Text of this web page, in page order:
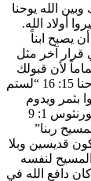
الله يوحنا
أولاد الله.
يصبح ابناً
قرار آخر مثل
لأن قبولك
المسيح يعني السماح له بالتدخل في أمور حياتك. يوحنا 15: 16 “لستم
بثمر ويدوم
ثمركم، لكي يعطيكم الآب كل ما طلبتم باسمي” 1كورنثوس 1: 9
ربنا”
قديسين وبلا
لنفسه
سؤال: في أفسس 1: 4 ماذا كان دافع الله في